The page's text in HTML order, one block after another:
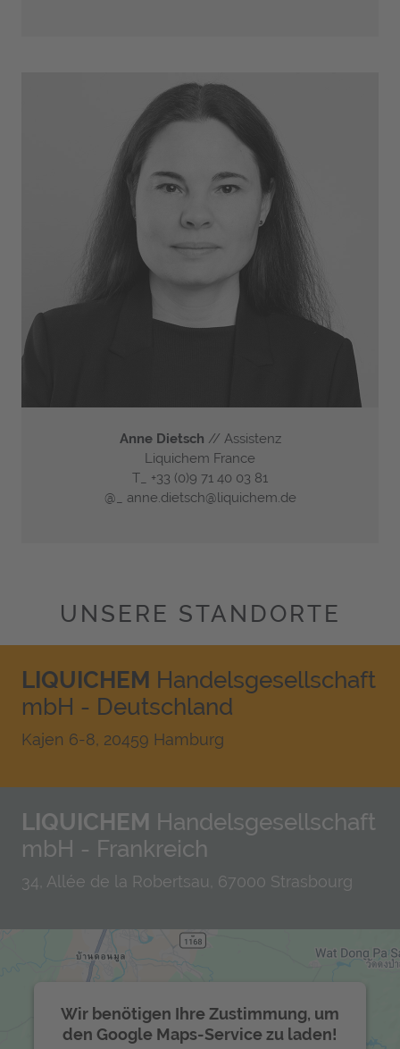
Anne Dietsch // Assistenz
Liquichem France
T_ +33 (0)9 71 40 03 81
@_ anne.dietsch@liquichem.de
UNSERE STANDORTE
LIQUICHEM Handelsgesellschaft
mbH - Deutschland
Kajen 6-8, 20459 Hamburg
LIQUICHEM Handelsgesellschaft
mbH - Frankreich
34, Allée de la Robertsau, 67000 Strasbourg
Wir benötigen Ihre Zustimmung, um
den Google Maps-Service zu laden!